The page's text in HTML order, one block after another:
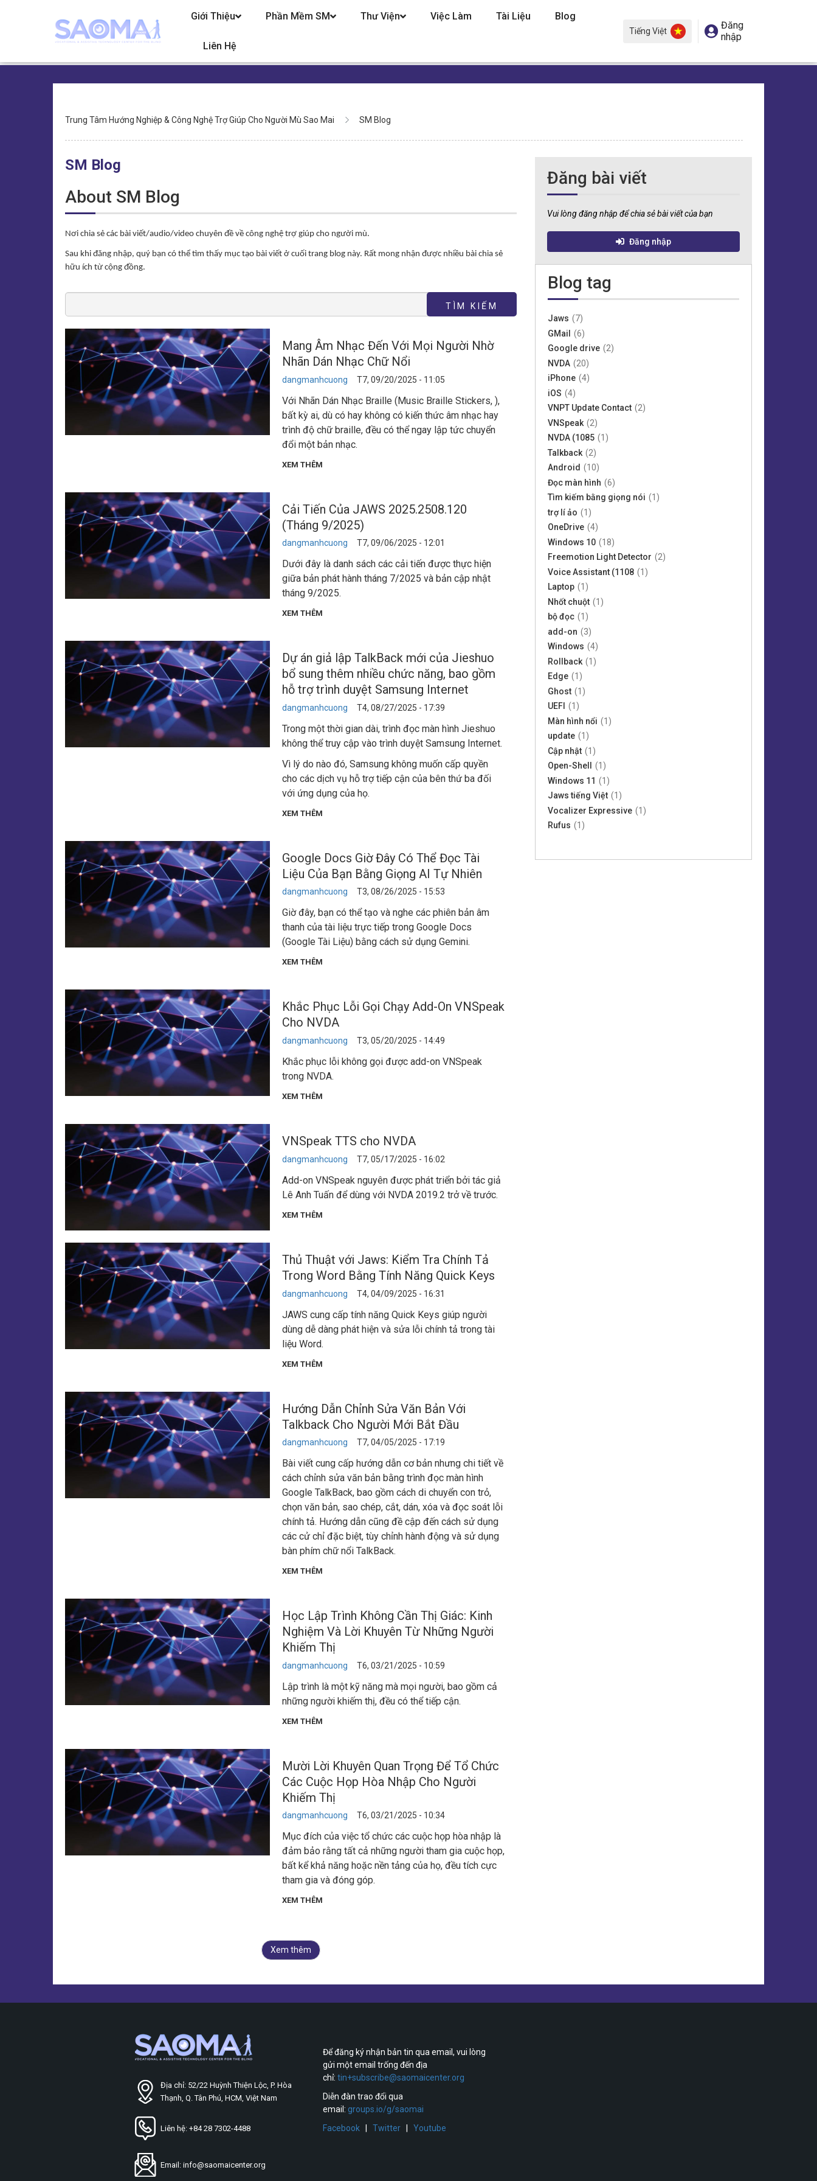
Giới Thiệu Phần Mềm SM Thư Viện Việc Làm Tài Liệu Blog
Liên Hệ
Tiếng Việt
Đăng
nhập
hướng
Trung Tâm Hướng Nghiệp & Công Nghệ Trợ Giúp Cho Người Mù Sao Mai SM Blog
SM Blog
About SM Blog
Nơi chia sẻ các bài viết/audio/video chuyên đề về công nghệ trợ giúp cho người mù.
Sau khi đăng nhập, quý bạn có thể tìm thấy mục tạo bài viết ở cuối trang blog này. Rất mong nhận được nhiều bài chia sẻ
hữu ích từ cộng đồng.
Mang Âm Nhạc Đến Với Mọi Người Nhờ
Nhãn Dán Nhạc Chữ Nổi
dangmanhcuong T7, 09/20/2025 - 11:05
Với Nhãn Dán Nhạc Braille (Music Braille Stickers, ),
bất kỳ ai, dù có hay không có kiến thức âm nhạc hay
trình độ chữ braille, đều có thể ngay lập tức chuyển
đổi một bản nhạc.
XEM THÊM
Cải Tiến Của JAWS 2025.2508.120
(Tháng 9/2025)
dangmanhcuong T7, 09/06/2025 - 12:01
Dưới đây là danh sách các cải tiến được thực hiện
giữa bản phát hành tháng 7/2025 và bản cập nhật
tháng 9/2025.
XEM THÊM
Dự án giả lập TalkBack mới của Jieshuo
bổ sung thêm nhiều chức năng, bao gồm
hỗ trợ trình duyệt Samsung Internet
dangmanhcuong T4, 08/27/2025 - 17:39
Trong một thời gian dài, trình đọc màn hình Jieshuo
không thể truy cập vào trình duyệt Samsung Internet.
Vì lý do nào đó, Samsung không muốn cấp quyền
cho các dịch vụ hỗ trợ tiếp cận của bên thứ ba đối
với ứng dụng của họ.
XEM THÊM
Google Docs Giờ Đây Có Thể Đọc Tài
Liệu Của Bạn Bằng Giọng AI Tự Nhiên
dangmanhcuong T3, 08/26/2025 - 15:53
Giờ đây, bạn có thể tạo và nghe các phiên bản âm
thanh của tài liệu trực tiếp trong Google Docs
(Google Tài Liệu) bằng cách sử dụng Gemini.
XEM THÊM
Khắc Phục Lỗi Gọi Chạy Add-On VNSpeak
Cho NVDA
dangmanhcuong T3, 05/20/2025 - 14:49
Khắc phục lỗi không gọi được add-on VNSpeak
trong NVDA.
XEM THÊM
VNSpeak TTS cho NVDA
dangmanhcuong T7, 05/17/2025 - 16:02
Add-on VNSpeak nguyên được phát triển bởi tác giả
Lê Anh Tuấn để dùng với NVDA 2019.2 trở về trước.
XEM THÊM
Thủ Thuật với Jaws: Kiểm Tra Chính Tả
Trong Word Bằng Tính Năng Quick Keys
dangmanhcuong T4, 04/09/2025 - 16:31
JAWS cung cấp tính năng Quick Keys giúp người
dùng dễ dàng phát hiện và sửa lỗi chính tả trong tài
liệu Word.
XEM THÊM
Hướng Dẫn Chỉnh Sửa Văn Bản Với
Talkback Cho Người Mới Bắt Đầu
dangmanhcuong T7, 04/05/2025 - 17:19
Bài viết cung cấp hướng dẫn cơ bản nhưng chi tiết về
cách chỉnh sửa văn bản bằng trình đọc màn hình
Google TalkBack, bao gồm cách di chuyển con trỏ,
chọn văn bản, sao chép, cắt, dán, xóa và đọc soát lỗi
chính tả. Hướng dẫn cũng đề cập đến cách sử dụng
các cử chỉ đặc biệt, tùy chỉnh hành động và sử dụng
bàn phím chữ nổi TalkBack.
XEM THÊM
Học Lập Trình Không Cần Thị Giác: Kinh
Nghiệm Và Lời Khuyên Từ Những Người
Khiếm Thị
dangmanhcuong T6, 03/21/2025 - 10:59
Lập trình là một kỹ năng mà mọi người, bao gồm cả
những người khiếm thị, đều có thể tiếp cận.
XEM THÊM
Mười Lời Khuyên Quan Trọng Để Tổ Chức
Các Cuộc Họp Hòa Nhập Cho Người
Khiếm Thị
dangmanhcuong T6, 03/21/2025 - 10:34
Mục đích của việc tổ chức các cuộc họp hòa nhập là
đảm bảo rằng tất cả những người tham gia cuộc họp,
bất kể khả năng hoặc nền tảng của họ, đều tích cực
tham gia và đóng góp.
XEM THÊM
Xem thêm
Đăng bài viết
Vui lòng đăng nhập để chia sẻ bài viết của bạn
Blog tag
Jaws (7)
GMail (6)
Google drive (2)
NVDA (20)
iPhone (4)
iOS (4)
VNPT Update Contact (2)
VNSpeak (2)
NVDA (1085 (1)
Talkback (2)
Android (10)
Đọc màn hình (6)
Tìm kiếm bằng giọng nói (1)
trợ lí ảo (1)
OneDrive (4)
Windows 10 (18)
Freemotion Light Detector (2)
Voice Assistant (1108 (1)
Laptop (1)
Nhốt chuột (1)
bộ đọc (1)
add-on (3)
Windows (4)
Rollback (1)
Edge (1)
Ghost (1)
UEFI (1)
Màn hình nổi (1)
update (1)
Cập nhật (1)
Open-Shell
(1)
Windows 11 (1)
Jaws tiếng Việt (1)
Vocalizer Expressive (1)
Rufus (1)
Địa chỉ: 52/22 Huỳnh Thiện Lộc, P. Hòa
Thạnh, Q. Tân Phú, HCM, Việt Nam
Liên hệ: +84 28 7302-4488
Email: info@saomaicenter.org
Để đăng ký nhận bản tin qua email, vui lòng
gửi một email trống đến địa
chỉ: tin+subscribe@saomaicenter.org
Diễn đàn trao đổi qua
email: groups.io/g/saomai
Facebook| Twitter| Youtube